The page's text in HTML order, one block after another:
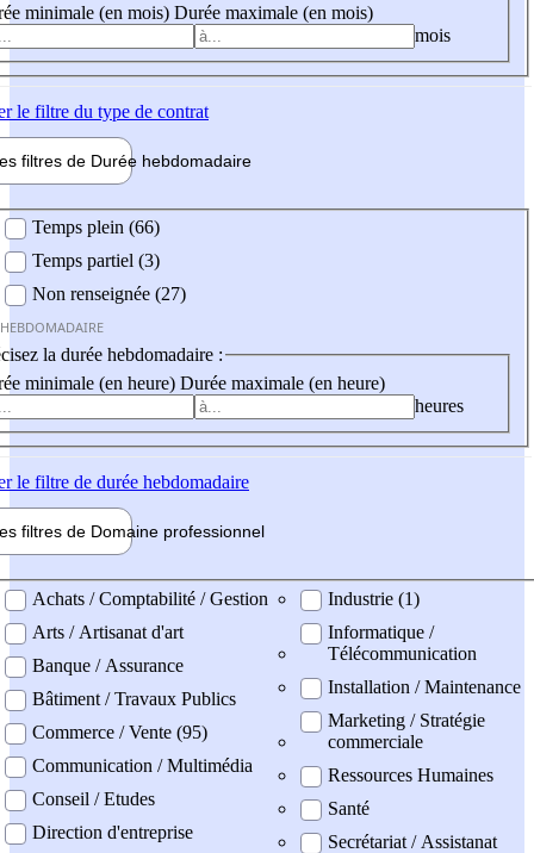
minimale (en mois) Durée maximale (en mois)
mois
le filtre du type de contrat
filtres de Durée hebdomadaire
Temps plein (66)
Temps partiel (3)
Non renseignée (27)
la durée hebdomadaire :
minimale (en heure) Durée maximale (en heure)
heures
le filtre de durée hebdomadaire
filtres de Domaine professionnel
professionel
Achats / Comptabilité / Gestion
Arts / Artisanat d'art
Banque / Assurance
Bâtiment / Travaux Publics
Commerce / Vente (95)
Communication / Multimédia
Conseil / Etudes
Direction d'entreprise
Industrie (1)
Informatique /
Télécommunication
Installation / Maintenance
Marketing / Stratégie
commerciale
Ressources Humaines
Santé
Secrétariat / Assistanat